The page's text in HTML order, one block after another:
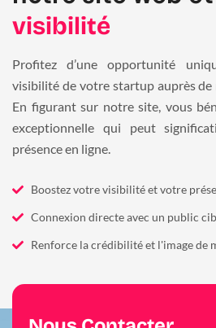
visibilité
Profitez d’une opportunité
visibilité de votre startup auprès de
En figurant sur notre site, vous
exceptionnelle qui peut
présence en ligne.
Boostez votre visibilité et votre
Connexion directe avec un public
Renforce la crédibilité et l'image de